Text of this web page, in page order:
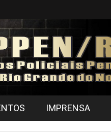
IMPRENSA